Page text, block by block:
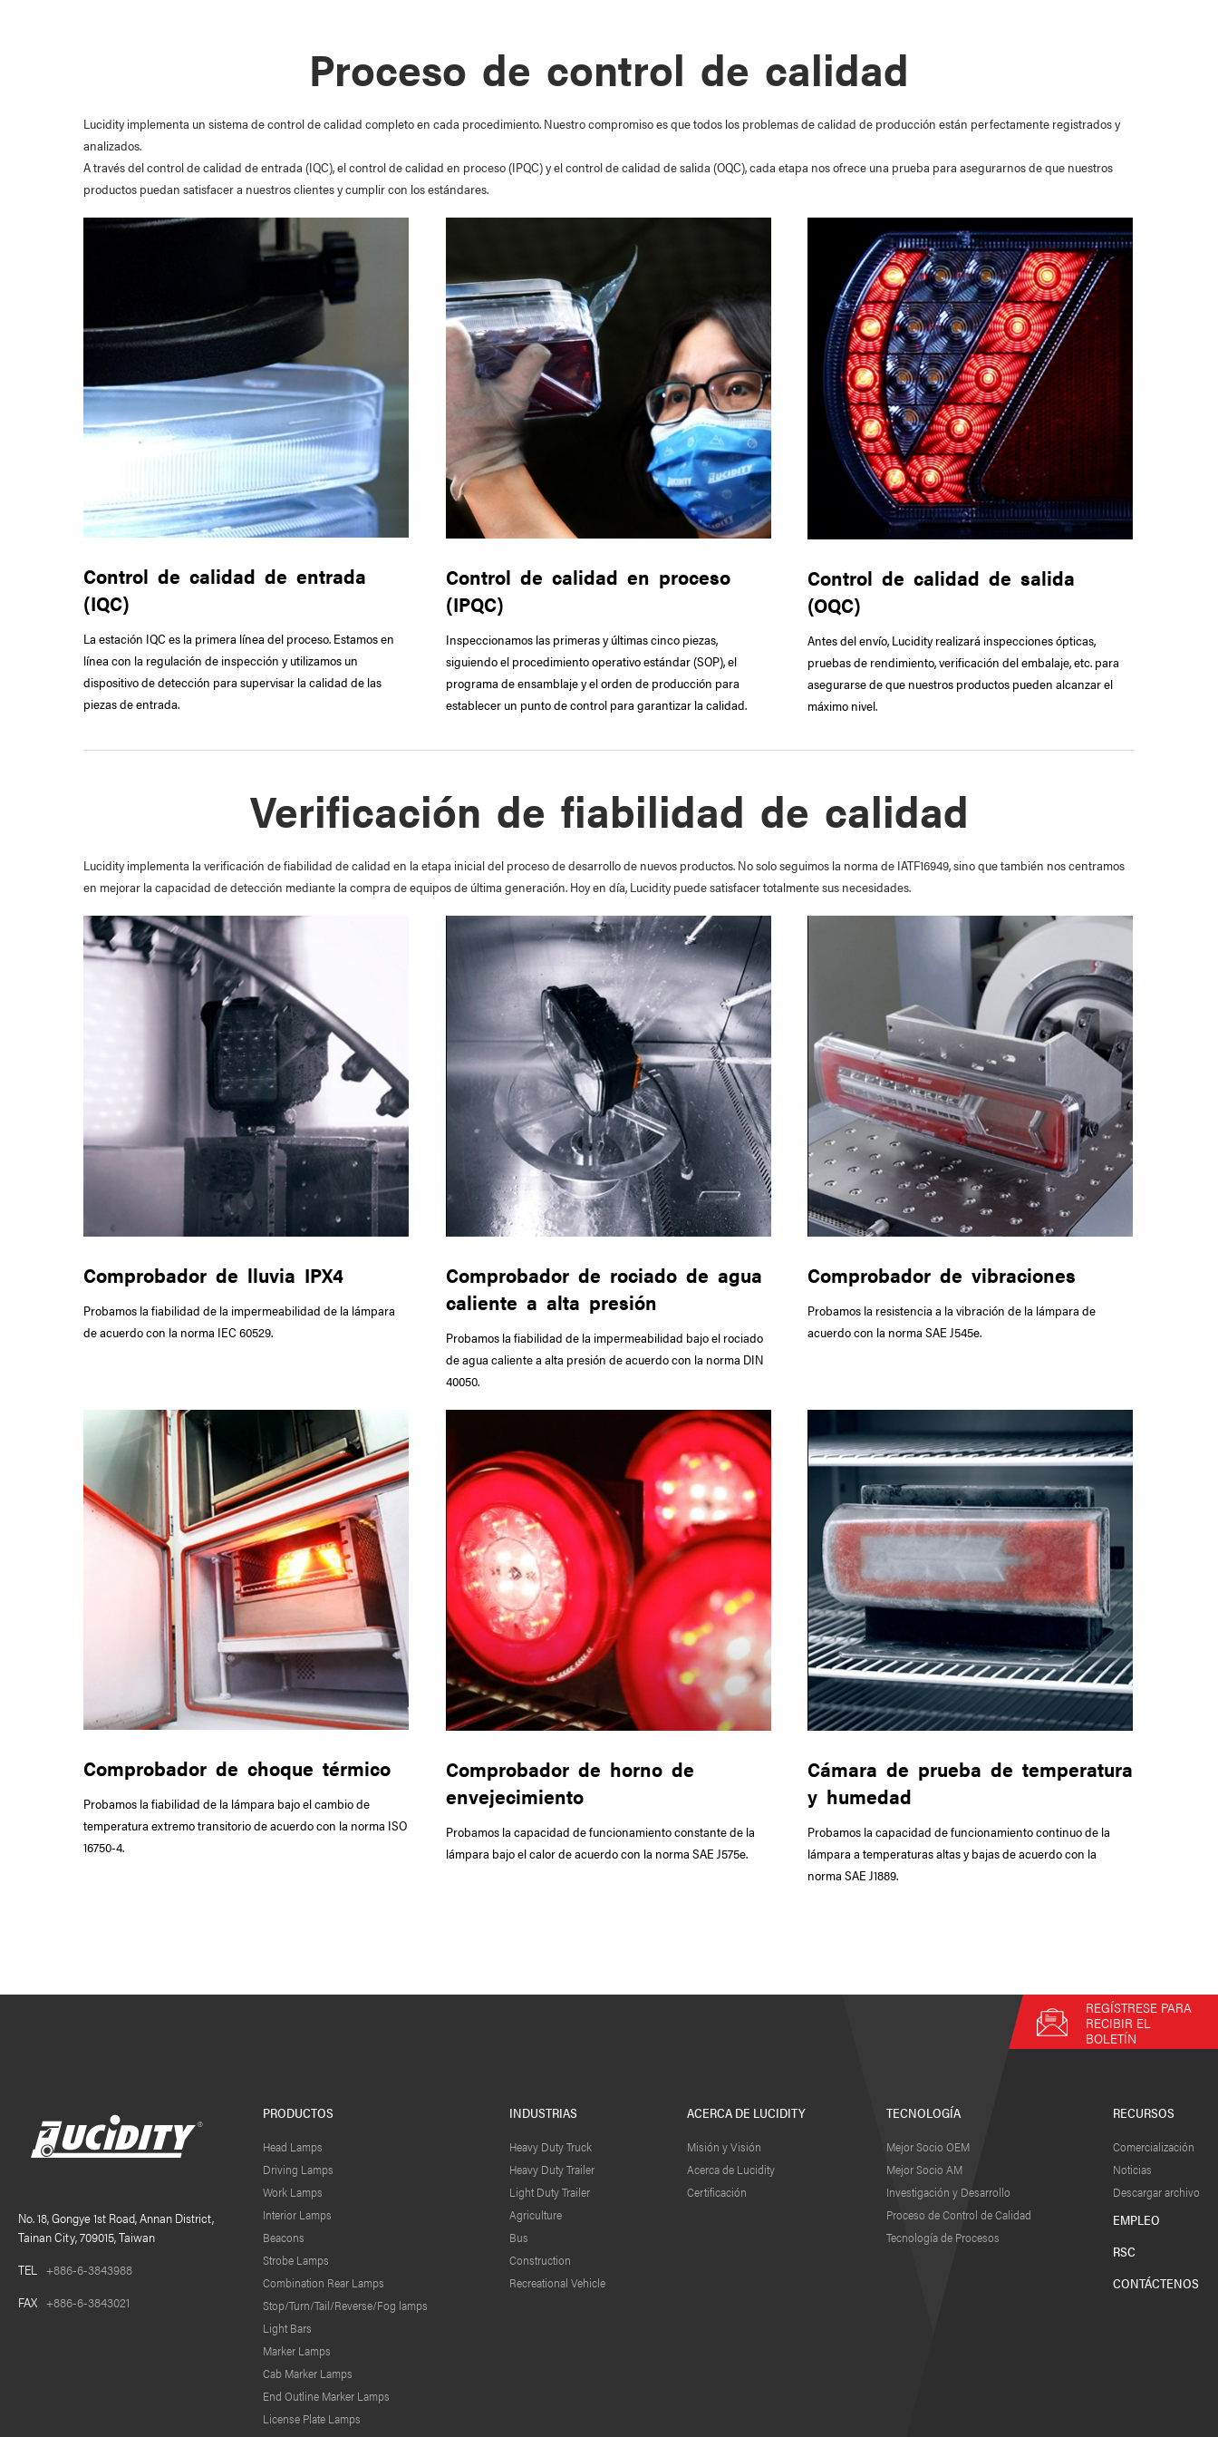
Construction Bus & Coach Recreational Vehicle
Proceso de control de calidad
Lucidity implementa un sistema de control de calidad completo en cada procedimiento. Nuestro compromiso es que todos los problemas de calidad de producción están perfectamente registrados y
analizados.
A través del control de calidad de entrada (IQC), el control de calidad en proceso (IPQC) y el control de calidad de salida (OQC), cada etapa nos ofrece una prueba para asegurarnos de que nuestros
productos puedan satisfacer a nuestros clientes y cumplir con los estándares.
Control de calidad de entrada
(IQC)
La estación IQC es la primera línea del proceso. Estamos en
línea con la regulación de inspección y utilizamos un
dispositivo de detección para supervisar la calidad de las
piezas de entrada.
Control de calidad en proceso
(IPQC)
Inspeccionamos las primeras y últimas cinco piezas,
siguiendo el procedimiento operativo estándar (SOP), el
programa de ensamblaje y el orden de producción para
establecer un punto de control para garantizar la calidad.
Control de calidad de salida
(OQC)
Antes del envío, Lucidity realizará inspecciones ópticas,
pruebas de rendimiento, verificación del embalaje, etc. para
asegurarse de que nuestros productos pueden alcanzar el
máximo nivel.
Verificación de fiabilidad de calidad
Lucidity implementa la verificación de fiabilidad de calidad en la etapa inicial del proceso de desarrollo de nuevos productos. No solo seguimos la norma de IATF16949, sino que también nos centramos
en mejorar la capacidad de detección mediante la compra de equipos de última generación. Hoy en día, Lucidity puede satisfacer totalmente sus necesidades.
Comprobador de lluvia IPX4
Probamos la fiabilidad de la impermeabilidad de la lámpara
de acuerdo con la norma IEC 60529.
Comprobador de rociado de agua
caliente a alta presión
Probamos la fiabilidad de la impermeabilidad bajo el rociado
de agua caliente a alta presión de acuerdo con la norma DIN
40050.
Comprobador de vibraciones
Probamos la resistencia a la vibración de la lámpara de
acuerdo con la norma SAE J545e.
Comprobador de choque térmico
Probamos la fiabilidad de la lámpara bajo el cambio de
temperatura extremo transitorio de acuerdo con la norma ISO
16750-4.
Comprobador de horno de
envejecimiento
Probamos la capacidad de funcionamiento constante de la
lámpara bajo el calor de acuerdo con la norma SAE J575e.
Cámara de prueba de temperatura
y humedad
Probamos la capacidad de funcionamiento continuo de la
lámpara a temperaturas altas y bajas de acuerdo con la
norma SAE J1889.
No. 18, Gongye 1st Road, Annan District,
Tainan City, 709015, Taiwan
TEL +886-6-3843988
FAX +886-6-3843021
PRODUCTOS
Head Lamps
Driving Lamps
Work Lamps
Interior Lamps
Beacons
Strobe Lamps
Combination Rear Lamps
Stop/Turn/Tail/Reverse/Fog lamps
Light Bars
Marker Lamps
Cab Marker Lamps
End Outline Marker Lamps
License Plate Lamps
INDUSTRIAS
Heavy Duty Truck
Heavy Duty Trailer
Light Duty Trailer
Agriculture
Bus
Construction
Recreational Vehicle
ACERCA DE LUCIDITY
Misión y Visión
Acerca de Lucidity
Certificación
TECNOLOGÍA
Mejor Socio OEM
Mejor Socio AM
Investigación y Desarrollo
Proceso de Control de Calidad
Tecnología de Procesos
RECURSOS
Comercialización
Noticias
Descargar archivo
EMPLEO
RSC
CONTÁCTENOS
REGÍSTRESE PARA
RECIBIR EL
BOLETÍN